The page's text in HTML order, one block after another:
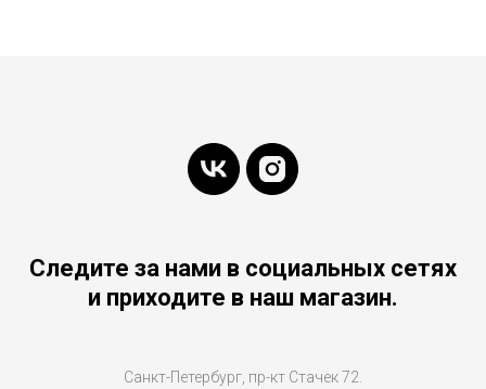
Следите за нами в социальных сетях
и приходите в наш магазин.
Санкт-Петербург, пр-кт Стачек 72.